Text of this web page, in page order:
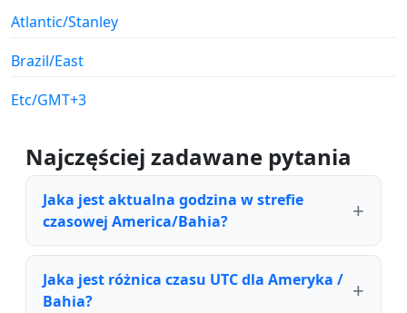
Atlantic/Stanley
Brazil/East
Etc/GMT+3
Najczęściej zadawane pytania
Jaka jest aktualna godzina w strefie
czasowej America/Bahia?
Jaka jest różnica czasu UTC dla Ameryka /
Bahia?